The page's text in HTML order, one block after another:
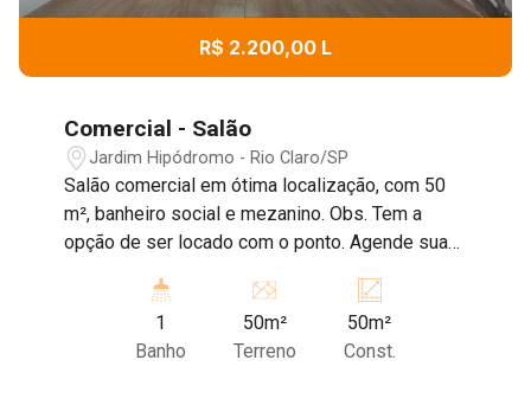
R$ 2.200,00 L
Comercial - Salão
Jardim Hipódromo - Rio Claro/SP
Salão comercial em ótima localização, com 50
m², banheiro social e mezanino. Obs. Tem a
opção de ser locado com o ponto. Agende sua
1
Banho
50m²
Terreno
50m²
Const.